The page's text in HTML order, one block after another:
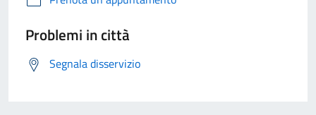
Problemi in città
Segnala disservizio